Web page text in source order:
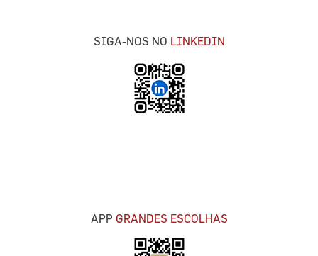
SIGA-NOS NO LINKEDIN
APP GRANDES ESCOLHAS